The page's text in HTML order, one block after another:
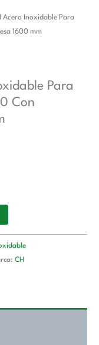
Acero Inoxidable Para
1600 mm
Para
Con
CH